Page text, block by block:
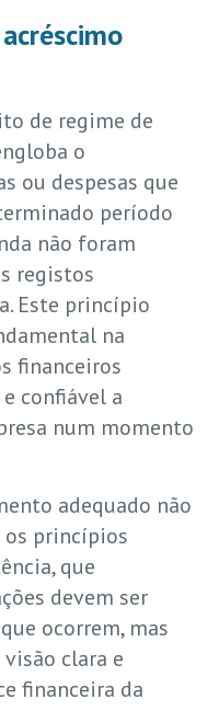
de regime de
o
ou despesas que
período
não foram
registos
Este princípio
na
financeiros
confiável a
num momento
adequado não
os princípios
que
devem ser
ocorrem, mas
clara e
financeira da